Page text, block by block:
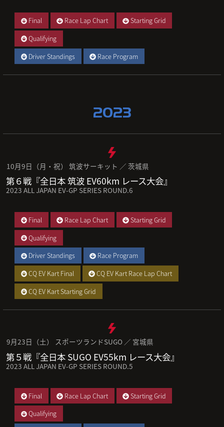
Final Race Lap Chart
Starting Grid
Qualifying
Driver Standings
Race Program
2023
10月9日（月・祝） 筑波サーキット ／ 茨城県
第６戦『全日本 筑波 EV60km レース大会』
2023 ALL JAPAN EV-GP SERIES ROUND.6
Final Race Lap Chart
Starting Grid
Qualifying
Driver Standings
Race Program
CQ EV Kart Final
CQ EV Kart Race Lap Chart
CQ EV Kart Starting Grid
9月23日（土） スポーツランドSUGO ／ 宮城県
第５戦『全日本 SUGO EV55km レース大会』
2023 ALL JAPAN EV-GP SERIES ROUND.5
Final Race Lap Chart
Starting Grid
Qualifying